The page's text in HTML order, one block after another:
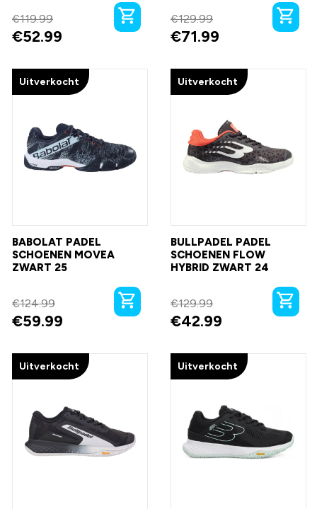
€119.99
€52.99
€129.99
€71.99
Uitverkocht
BABOLAT PADEL
SCHOENEN MOVEA
ZWART 25
€124.99
€59.99
Uitverkocht
BULLPADEL PADEL
SCHOENEN FLOW
HYBRID ZWART 24
€129.99
€42.99
Uitverkocht Uitverkocht